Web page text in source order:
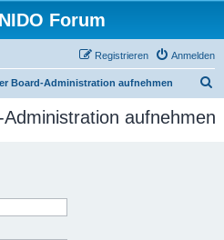
Forum
Anmelden
Registrieren
Board-Administration aufnehmen
c
aufnehmen